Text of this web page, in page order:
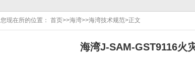
您现在所的位置： 首页>>海湾>>海湾技术规范>正文
海湾J-SAM-GST9116火